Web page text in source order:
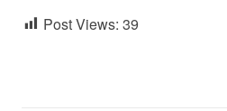
Post Views: 39